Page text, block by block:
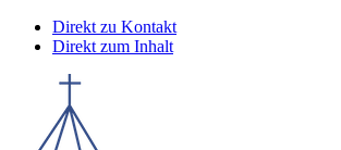
Direkt zu Kontakt
Direkt zum Inhalt